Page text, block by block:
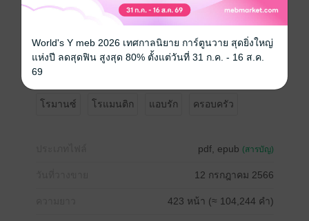
ขวัญที่เขามอบไว้ให้เธอ
สองปีนี้ เธอหวังว่าความน่ารักและสายใยระหว่างพ่อลูกจะ
สามารถทำให้เมฆายอมรับพวกเขาได้ ส่วนเธอก็จะขอเก็บ
เกี่ยวความสุขไว้ให้มากที่สุด เพื่อหล่อเลี้ยงหัวใจในยามที่
ไม่มีเขา เพราะเธอเป็นได้แค่ เมียที่(ไม่)รัก
โรมานซ์ โรแมนติก แอบรัก ครอบครัว
pdf, epub (สารบัญ)
12 กรกฎาคม 2566
423 หน้า (≈ 104,244 คำ)
World's Y meb 2026 เทศกาลนิยาย การ์ตูนวาย สุดยิ่งใหญ่
แห่งปี ลดสุดฟิน สูงสุด 80% ตั้งแต่วันที่ 31 ก.ค. - 16 ส.ค.
69